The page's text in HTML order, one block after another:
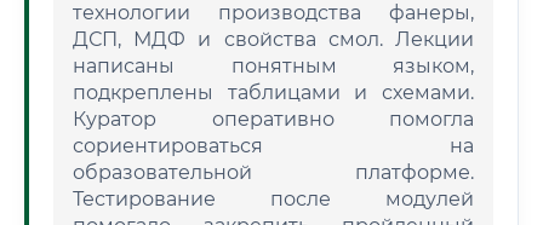
технологии производства фанеры,
ДСП, МДФ и свойства смол. Лекции
написаны понятным языком,
подкреплены таблицами и схемами.
Куратор оперативно помогла
сориентироваться на
образовательной платформе.
Тестирование после модулей